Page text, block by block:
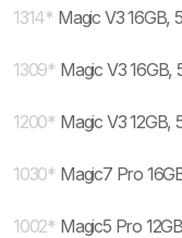
1314* Magic V3 16GB,
1309* Magic V3 16GB,
1200* Magic V3 12GB,
1030* Magic7 Pro
1002* Magic5 Pro